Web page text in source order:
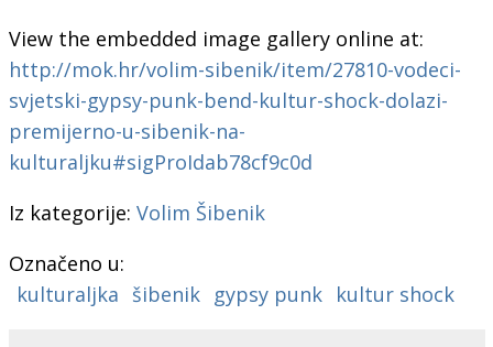
View the embedded image gallery online at:
http://mok.hr/volim-sibenik/item/27810-vodeci-
svjetski-gypsy-punk-bend-kultur-shock-dolazi-
premijerno-u-sibenik-na-
kulturaljku#sigProIdab78cf9c0d
Iz kategorije: Volim Šibenik
Označeno u:
kulturaljka šibenik gypsy punk kultur shock